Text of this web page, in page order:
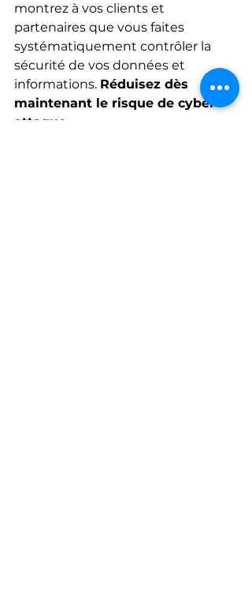
montrez à vos clients et
partenaires que vous faites
systématiquement contrôler la
sécurité de vos données et
informations. Réduisez dès
maintenant le risque de cyber-
attaque.